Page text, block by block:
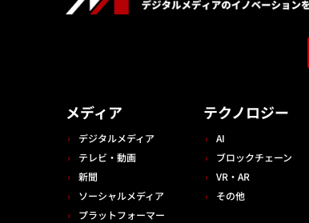
メディア
デジタルメディア
テレビ・動画
新聞
ソーシャルメディア
プラットフォーマー
テクノロジー
AI
ブロックチェーン
VR・AR
その他